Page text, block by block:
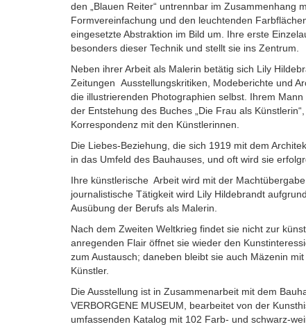
den „Blauen Reiter“ untrennbar im Zusammenhang
Formvereinfachung und den leuchtenden
eingesetzte Abstraktion im Bild um. Ihre erste
besonders dieser Technik und stellt sie ins Zentrum.
Neben ihrer Arbeit als Malerin betätig sich Lily
Zeitungen Ausstellungskritiken, Modeberichte und
die illustrierenden Photographien selbst. Ihrem
der Entstehung des Buches „Die Frau als
Korrespondenz mit den Künstlerinnen.
Die Liebes-Beziehung, die sich 1919 mit dem
in das Umfeld des Bauhauses, und oft wird sie
Ihre künstlerische Arbeit wird mit der
journalistische Tätigkeit wird Lily Hildebrandt
Ausübung der Berufs als Malerin.
Nach dem Zweiten Weltkrieg findet sie nicht zur
anregenden Flair öffnet sie wieder den
zum Austausch; daneben bleibt sie auch Mäzenin
Künstler.
Die Ausstellung ist in Zusammenarbeit mit dem
VERBORGENE MUSEUM, bearbeitet von der
umfassenden Katalog mit 102 Farb- und schwarz-